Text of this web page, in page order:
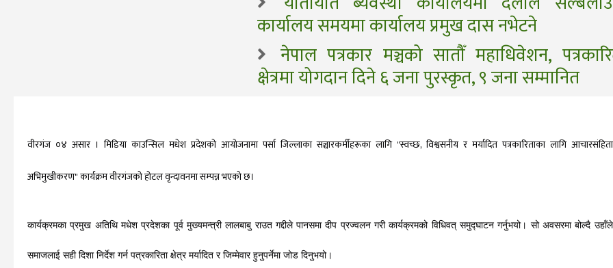
कार्यालय समयमा कार्यालय प्रमुख दास नभेटने
नेपाल पत्रकार मञ्चको सातौँ महाधिवेशन,
क्षेत्रमा योगदान दिने ६ जना पुरस्कृत, ९ जना सम्मानित
वीरगंज ०४ असार । मिडिया काउन्सिल मधेश प्रदेशको आयोजनामा पर्सा जिल्लाका सञ्चारकर्मीहरूका लागि "स्वच्छ, विश्वसनीय र मर्यादित पत्रकारिताका लागि आचारसंहिता
अभिमुखीकरण" कार्यक्रम वीरगंजको होटल वृन्दावनमा सम्पन्न भएको छ।
कार्यक्रमका प्रमुख अतिथि मधेश प्रदेशका पूर्व मुख्यमन्त्री लालबाबु राउत गद्दीले पानसमा दीप प्रज्वलन गरी कार्यक्रमको विधिवत् समुद्घाटन गर्नुभयो। सो अवसरमा बोल्दै उहाँले
समाजलाई सही दिशा निर्देश गर्न पत्रकारिता क्षेत्र मर्यादित र जिम्मेवार हुनुपर्नेमा जोड दिनुभयो।